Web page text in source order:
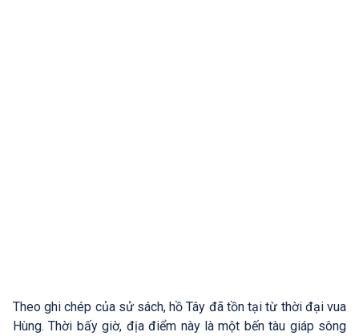
Theo ghi chép của sử sách, hồ Tây đã tồn tại từ thời đại vua
Hùng. Thời bấy giờ, địa điểm này là một bến tàu giáp sông